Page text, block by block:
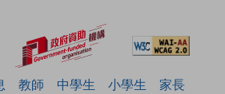
教師 中學生 小學生
家長